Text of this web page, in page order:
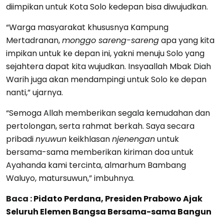
diimpikan untuk Kota Solo kedepan bisa diwujudkan.
“Warga masyarakat khususnya Kampung
Mertadranan,monggo sareng-sarengapa yang kita
impikan untuk ke depan ini, yakni menuju Solo yang
sejahtera dapat kita wujudkan. Insyaallah Mbak Diah
Warih juga akan mendampingi untuk Solo ke depan
nanti,” ujarnya.
“Semoga Allah memberikan segala kemudahan dan
pertolongan, serta rahmat berkah. Saya secara
pribadinyuwun keikhlasannjenenganuntuk
bersama-sama memberikan kiriman doa untuk
Ayahanda kami tercinta, almarhum Bambang
Waluyo, matursuwun,” imbuhnya.
Baca :Pidato Perdana, Presiden Prabowo Ajak
Seluruh Elemen Bangsa Bersama-sama Bangun